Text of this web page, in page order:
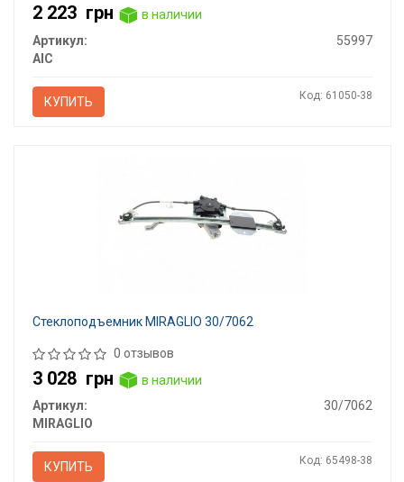
2 223 грн
в наличии
Артикул:
55997
AIC
КУПИТЬ Код: 61050-38
Стеклоподъемник MIRAGLIO 30/7062
0 отзывов
3 028 грн
в наличии
Артикул:
30/7062
MIRAGLIO
КУПИТЬ Код: 65498-38